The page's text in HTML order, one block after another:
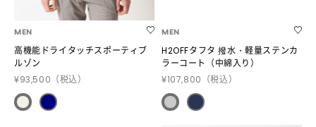
MEN
高機能ドライタッチスポーティブ
ルゾン
¥93,500 （税込）
MEN
H2OFFタフタ 撥水・軽量ステンカ
ラーコート（中綿入り）
¥107,800 （税込）